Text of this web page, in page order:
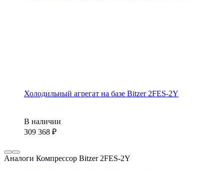
Холодильный агрегат на базе Bitzer 2FES-2Y
В наличии
309 368 ₽
Аналоги Компрессор Bitzer 2FES-2Y